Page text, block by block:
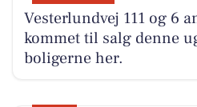
Vesterlundvej 111 og 6
kommet til salg denne
boligerne her.